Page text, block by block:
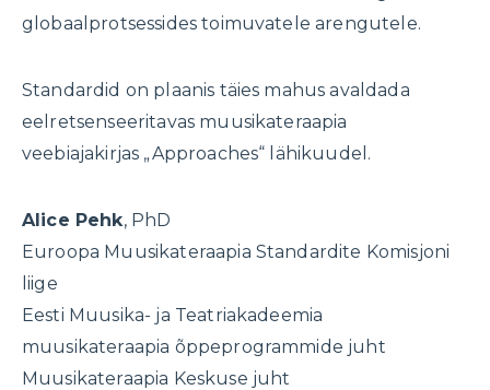
globaalprotsessides toimuvatele arengutele.
Standardid on plaanis täies mahus avaldada
eelretsenseeritavas muusikateraapia
veebiajakirjas „Approaches“ lähikuudel.
Alice Pehk, PhD
Euroopa Muusikateraapia Standardite Komisjoni
liige
Eesti Muusika- ja Teatriakadeemia
muusikateraapia õppeprogrammide juht
Muusikateraapia Keskuse juht